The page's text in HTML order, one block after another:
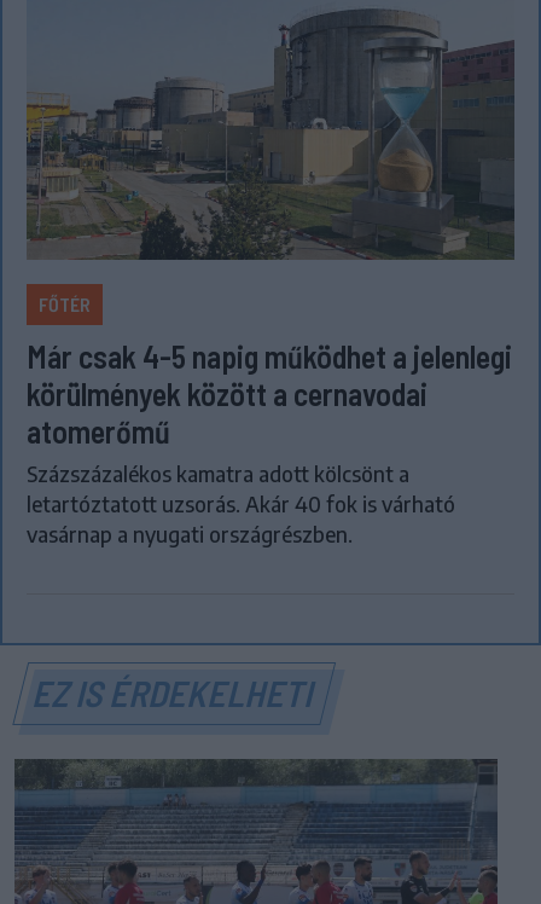
FŐTÉR
Már csak 4-5 napig működhet a jelenlegi
körülmények között a cernavodai
atomerőmű
Százszázalékos kamatra adott kölcsönt a
letartóztatott uzsorás. Akár 40 fok is várható
vasárnap a nyugati országrészben.
EZ IS ÉRDEKELHETI